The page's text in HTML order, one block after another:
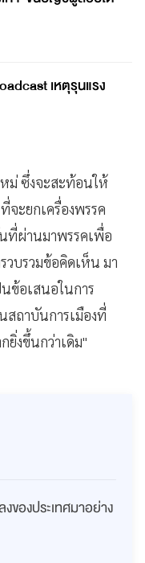
เหตุรุนแรง
ม่ ซึ่งจะสะท้อนให้
จะยกเครื่องพรรค
ที่ผ่านมาพรรคเพื่อ
วบรวมข้อคิดเห็น มา
ข้อเสนอในการ
สถาบันการเมืองที่
ยิ่งขึ้นกว่าเดิม"
ของประเทศมาอย่าง